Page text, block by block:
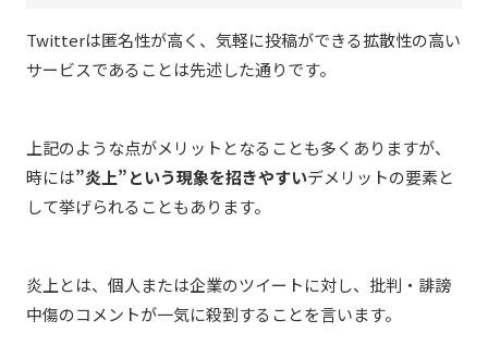
Twitterは匿名性が高く、気軽に投稿ができる拡散性の高い
サービスであることは先述した通りです。
上記のような点がメリットとなることも多くありますが、
時には”炎上”という現象を招きやすいデメリットの要素と
して挙げられることもあります。
炎上とは、個人または企業のツイートに対し、批判・誹謗
中傷のコメントが一気に殺到することを言います。